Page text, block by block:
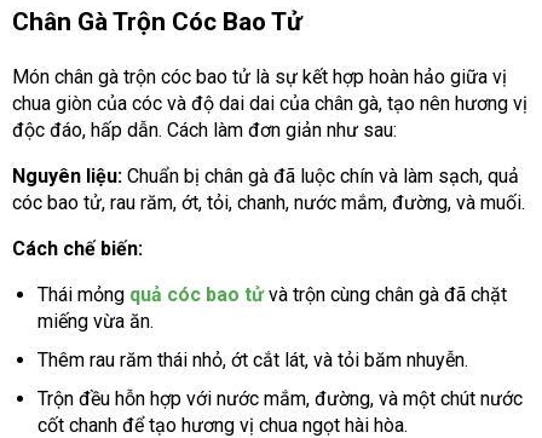
Chân Gà Trộn Cóc Bao Tử
Món chân gà trộn cóc bao tử là sự kết hợp hoàn hảo giữa vị
chua giòn của cóc và độ dai dai của chân gà, tạo nên hương vị
độc đáo, hấp dẫn. Cách làm đơn giản như sau:
Nguyên liệu: Chuẩn bị chân gà đã luộc chín và làm sạch, quả
cóc bao tử, rau răm, ớt, tỏi, chanh, nước mắm, đường, và muối.
Cách chế biến:
Thái mỏng quả cóc bao tử và trộn cùng chân gà đã chặt
miếng vừa ăn.
Thêm rau răm thái nhỏ, ớt cắt lát, và tỏi băm nhuyễn.
Trộn đều hỗn hợp với nước mắm, đường, và một chút nước
cốt chanh để tạo hương vị chua ngọt hài hòa.